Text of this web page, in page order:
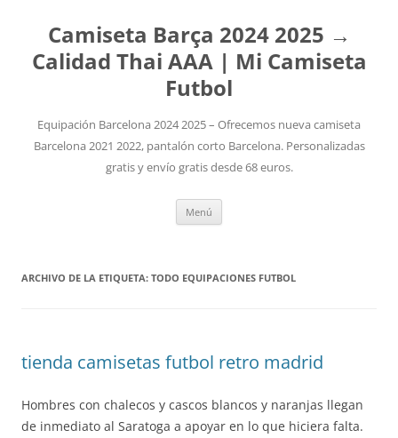
Camiseta Barça 2024 2025 →
Calidad Thai AAA | Mi Camiseta
Futbol
Equipación Barcelona 2024 2025 – Ofrecemos nueva camiseta
Barcelona 2021 2022, pantalón corto Barcelona. Personalizadas
gratis y envío gratis desde 68 euros.
Menú
ARCHIVO DE LA ETIQUETA: TODO EQUIPACIONES FUTBOL
tienda camisetas futbol retro madrid
Hombres con chalecos y cascos blancos y naranjas llegan
de inmediato al Saratoga a apoyar en lo que hiciera falta.